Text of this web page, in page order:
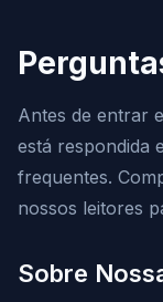
Antes de entrar
está respondida
frequentes.
nossos leitores
Sobre